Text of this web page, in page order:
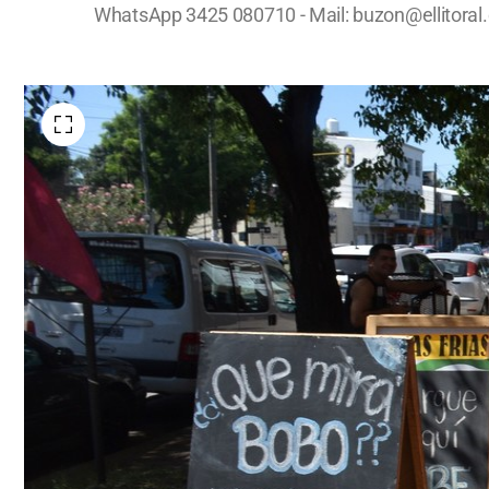
WhatsApp 3425 080710 - Mail: